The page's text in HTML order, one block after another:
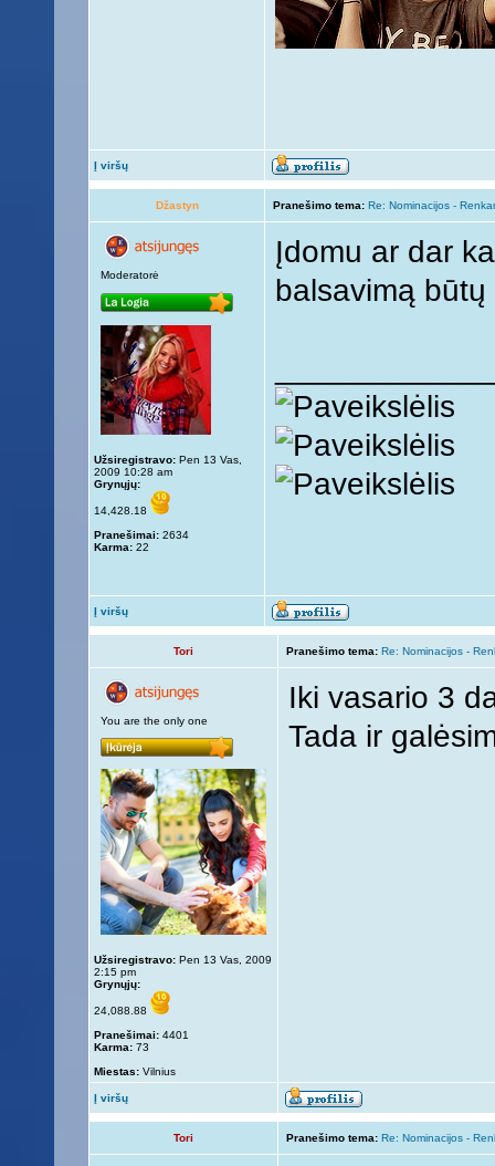
Į viršų
Džastyn Pranešimo tema: Re: Nominacijos -
Moderatorė
Užsiregistravo: Pen 13 Vas,
2009 10:28 am
Grynųjų:
14,428.18
Pranešimai: 2634
Karma: 22
Įdomu ar dar
balsavimą
Į viršų
Tori Pranešimo tema: Re: Nominacijos -
You are the only one
Užsiregistravo: Pen 13 Vas, 2009
2:15 pm
Grynųjų:
24,088.88
Pranešimai: 4401
Karma: 73
Miestas: Vilnius
Iki vasario 3
Tada ir
Į viršų
Tori Pranešimo tema: Re: Nominacijos -